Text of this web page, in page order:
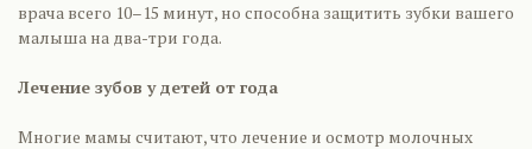
врача всего 10–15 минут, но способна защитить зубки вашего
малыша на два-три года.
Лечение зубов у детей от года
Многие мамы считают, что лечение и осмотр молочных